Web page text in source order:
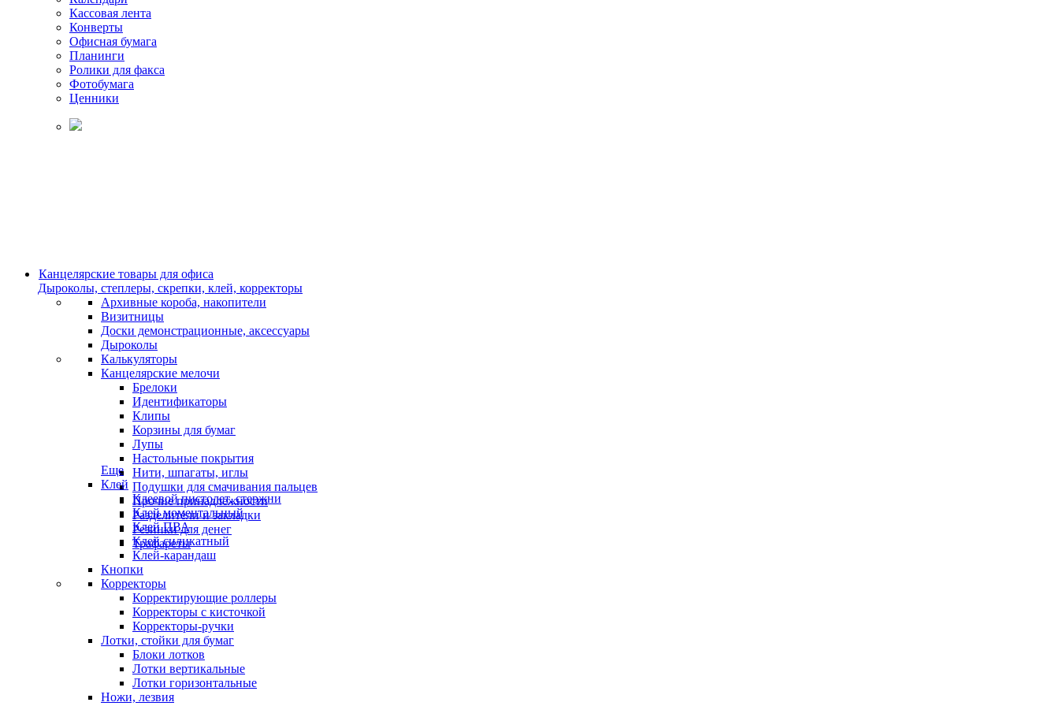
Кассовая лента
Конверты
Офисная бумага
Планинги
Ролики для факса
Фотобумага
Ценники
Канцелярские товары для офиса
Дыроколы, степлеры, скрепки, клей, корректоры
Архивные короба, накопители
Визитницы
Доски демонстрационные, аксессуары
Дыроколы
Калькуляторы
Канцелярские мелочи
Брелоки
Идентификаторы
Клипы
Корзины для бумаг
Лупы
Настольные покрытия
Нити, шпагаты, иглы
Подушки для смачивания пальцев
Прочие принадлежности
Разделители и закладки
Резинки для денег
Трафареты
Еще
Клей
Клеевой пистолет, стержни
Клей моментальный
Клей ПВА
Клей силикатный
Клей-карандаш
Кнопки
Корректоры
Корректирующие роллеры
Корректоры с кисточкой
Корректоры-ручки
Лотки, стойки для бумаг
Блоки лотков
Лотки вертикальные
Лотки горизонтальные
Ножи, лезвия